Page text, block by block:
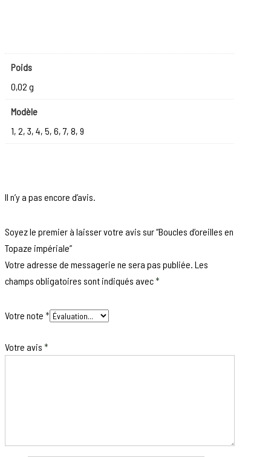
Poids
0,02 g
Modèle
1, 2, 3, 4, 5, 6, 7, 8, 9
Il n’y a pas encore d’avis.
Soyez le premier à laisser votre avis sur “Boucles d’oreilles en
Topaze impériale”
Votre adresse de messagerie ne sera pas publiée. Les
champs obligatoires sont indiqués avec*
Votre note *
Votre avis *